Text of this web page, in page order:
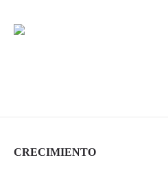
CRECIMIENTO